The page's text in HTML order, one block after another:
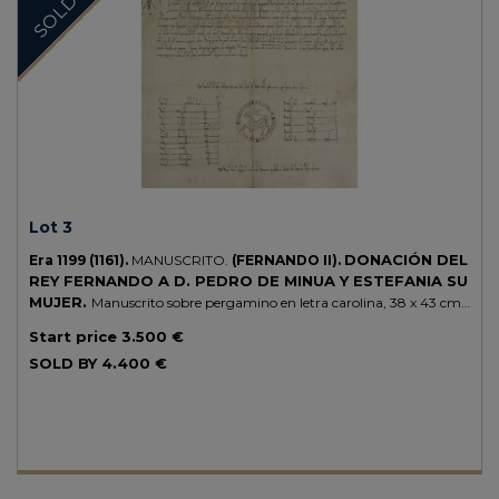
SOLD
Lot 3
Era 1199 (1161). MANUSCRITO. (FERNANDO II). DONACIÓN DEL
REY FERNANDO A D. PEDRO DE MINUA Y ESTEFANIA SU
MUJER. Manuscrito sobre pergamino en letra carolina, 38 x 43 cm.
Donación del rey a Pedro de Minua y Estefanía su mujer. Dada ante
notario en 1199 (1161) en el año 4 del óbito del famosísimo emperador
Start price 3.500 €
SOLD BY 4.400 €